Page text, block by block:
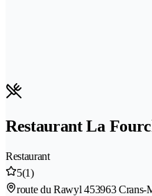
Restaurant La
Restaurant
5(1)
route du Rawyl 453963 Crans-